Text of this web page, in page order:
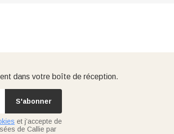
dans votre boîte de réception.
S'abonner
et j’accepte de
de Callie par